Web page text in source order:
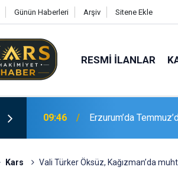
Günün Haberleri Arşiv Sitene Ekle
RESMI İLANLAR
09:45 Erzurum
Kars Vali Türker Öksüz, Kağızman’da